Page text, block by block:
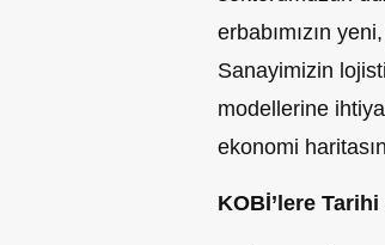
erbabımızın
Sanayimizin
modellerine
ekonomi
KOBİ’lere